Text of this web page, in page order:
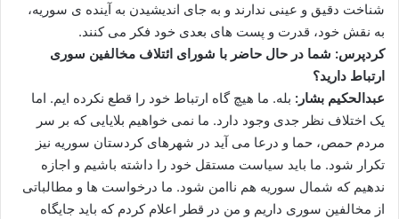
شناخت دقیق و عینی ندارند و به جای اندیشیدن به آینده ی سوریه،
به نقش خود، قدرت و پست های بعدی خود فکر می کنند.
کردپرس: شما در حال حاضر با شورای ائتلاف مخالفین سوری
ارتباط دارید؟
عبدالحکیم بشار: بله. ما هیچ گاه ارتباط خود را قطع نکرده ایم. اما
یک اختلاف نظر جدی وجود دارد. ما نمی خواهیم بلایایی که بر سر
مردم حمص، حما و درعا می آید در شهرهای کردستان سوریه نیز
تکرار شود. ما باید سیاست مستقل خود را داشته باشیم و اجازه
ندهیم که شمال سوریه هم ناامن شود. ما درخواست ها و مطالباتی
از مخالفین سوری داریم و من در قطر اعلام کردم که باید جایگاه